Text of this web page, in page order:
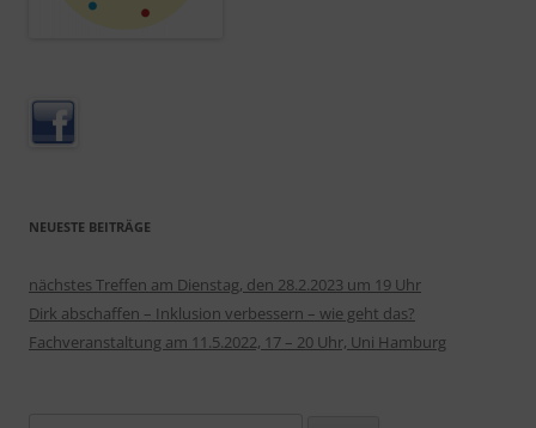
NEUESTE BEITRÄGE
nächstes Treffen am Dienstag, den 28.2.2023 um 19 Uhr
Dirk abschaffen – Inklusion verbessern – wie geht das?
Fachveranstaltung am 11.5.2022, 17 – 20 Uhr, Uni Hamburg